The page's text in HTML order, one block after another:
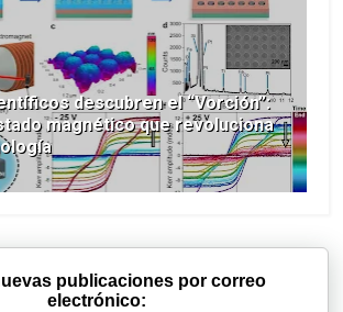
descubren el “Vorción”:
magnético que revoluciona
publicaciones por correo
electrónico: